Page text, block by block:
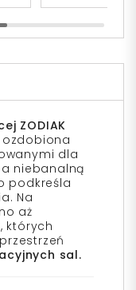
ZODIAK
dla
a niebanalną
podkreśla
Na
aż
, których
sal.